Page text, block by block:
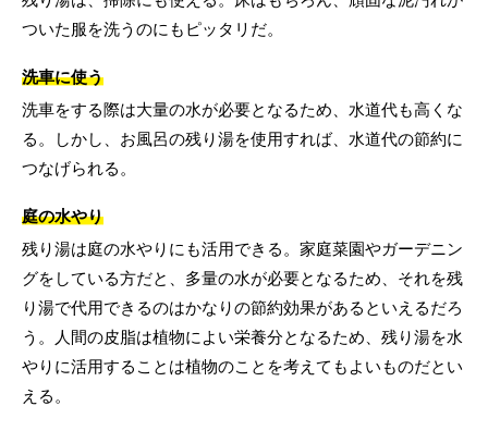
ついた服を洗うのにもピッタリだ。
洗車に使う
洗車をする際は大量の水が必要となるため、水道代も高くな
る。しかし、お風呂の残り湯を使用すれば、水道代の節約に
つなげられる。
庭の水やり
残り湯は庭の水やりにも活用できる。家庭菜園やガーデニン
グをしている方だと、多量の水が必要となるため、それを残
り湯で代用できるのはかなりの節約効果があるといえるだろ
う。人間の皮脂は植物によい栄養分となるため、残り湯を水
やりに活用することは植物のことを考えてもよいものだとい
える。